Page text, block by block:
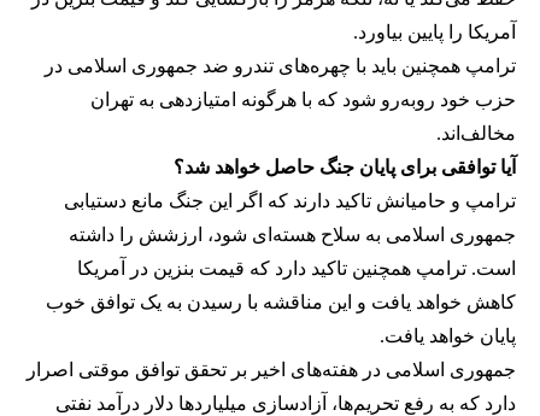
آمریکا را پایین بیاورد.
ترامپ همچنین باید با چهره‌های تندرو ضد جمهوری اسلامی در
حزب خود روبه‌رو شود که با هرگونه امتیازدهی به تهران
مخالف‌اند.
آیا توافقی برای پایان جنگ حاصل خواهد شد؟
ترامپ و حامیانش تاکید دارند که اگر این جنگ مانع دستیابی
جمهوری اسلامی به سلاح هسته‌ای شود، ارزشش را داشته
است. ترامپ همچنین تاکید دارد که قیمت بنزین در آمریکا
کاهش خواهد یافت و این مناقشه با رسیدن به یک توافق خوب
پایان خواهد یافت.
جمهوری اسلامی در هفته‌های اخیر بر تحقق توافق موقتی اصرار
دارد که به رفع تحریم‌ها، آزادسازی میلیاردها دلار درآمد نفتی